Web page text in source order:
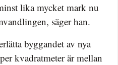
lika mycket mark nu
säger han.
byggandet av nya
kvadratmeter är mellan